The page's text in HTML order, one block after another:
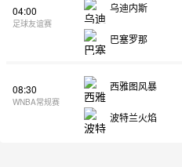
04:00
足球友谊赛
乌迪内斯
巴塞罗那
08:30
WNBA常规赛
西雅图风暴
波特兰火焰